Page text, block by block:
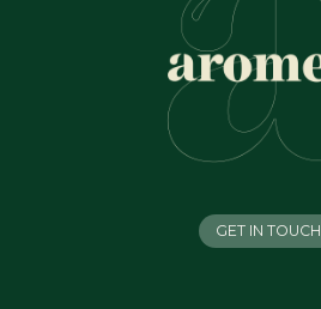
GET IN TOUCH